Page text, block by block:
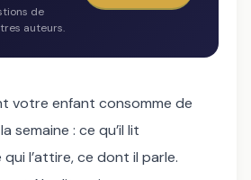
de
auteurs.
votre enfant consomme de
semaine : ce qu’il lit
l’attire, ce dont il parle.